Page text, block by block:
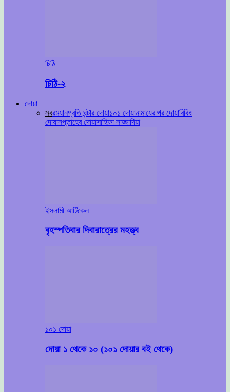
চিঠি
চিঠি-২
দোয়া
সবরমযানপ্রতি ঘন্টার দোয়া১০১ দোয়ানামাযের পর দোয়াবিবিধ
দোয়াসপ্তাহের দোয়াসাহিফা সাজ্জাদিয়া
ইসলামী আর্টিকেল
বৃহস্পতিবার দিবারাত্রের মহত্ত্ব
১০১ দোয়া
দোয়া ১ থেকে ১০ (১০১ দোয়ার বই থেকে)